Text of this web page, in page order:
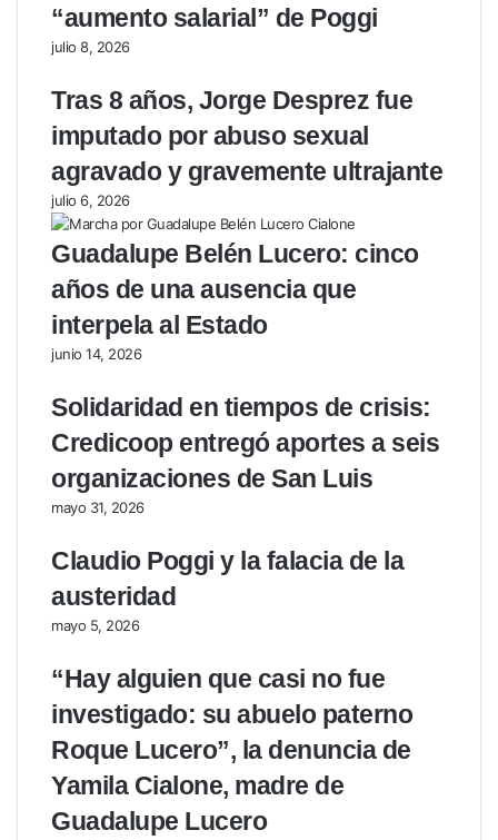
“aumento salarial” de Poggi
julio 8, 2026
Tras 8 años, Jorge Desprez fue
imputado por abuso sexual
agravado y gravemente ultrajante
julio 6, 2026
Guadalupe Belén Lucero: cinco
años de una ausencia que
interpela al Estado
junio 14, 2026
Solidaridad en tiempos de crisis:
Credicoop entregó aportes a seis
organizaciones de San Luis
mayo 31, 2026
Claudio Poggi y la falacia de la
austeridad
mayo 5, 2026
“Hay alguien que casi no fue
investigado: su abuelo paterno
Roque Lucero”, la denuncia de
Yamila Cialone, madre de
Guadalupe Lucero